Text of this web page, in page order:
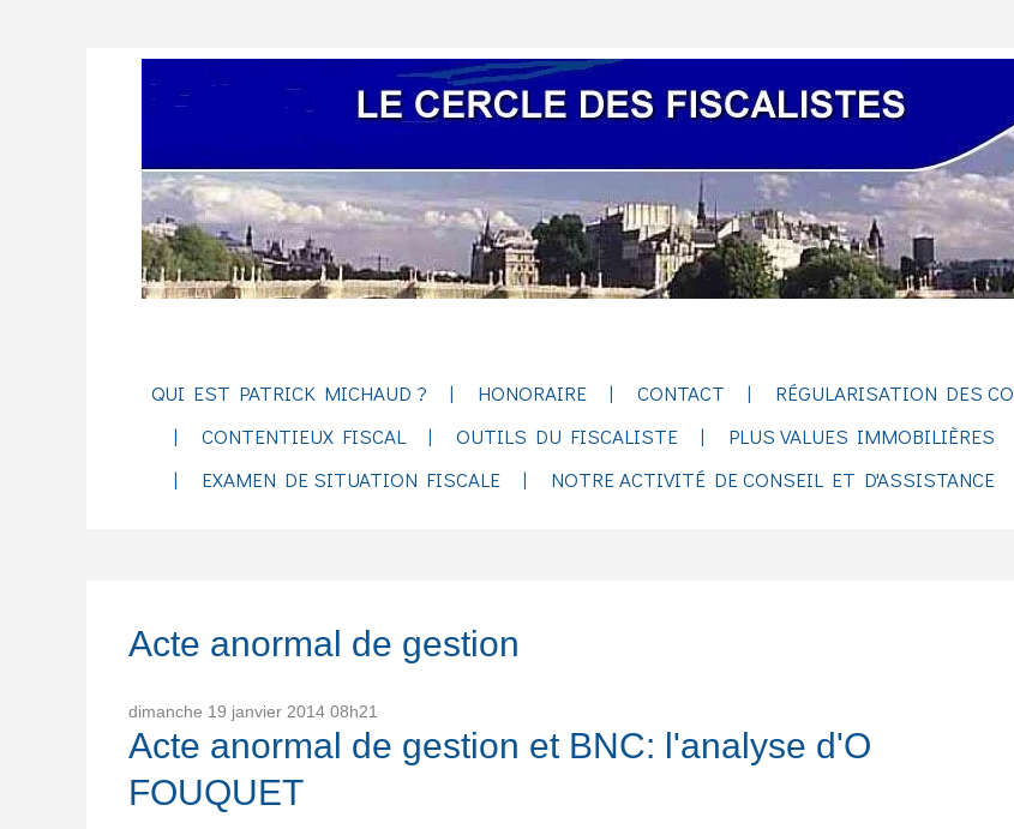
QUI EST PATRICK MICHAUD ? HONORAIRE CONTACT
RÉGULARISATION DES
CONTENTIEUX FISCAL
OUTILS DU FISCALISTE PLUS VALUES IMMOBILIÈRES
EXAMEN DE SITUATION FISCALE
NOTRE ACTIVITÉ DE CONSEIL ET D'ASSISTANCE
Acte anormal de gestion
dimanche 19 janvier 2014 08h21
Acte anormal de gestion et BNC: l'analyse d'O
FOUQUET